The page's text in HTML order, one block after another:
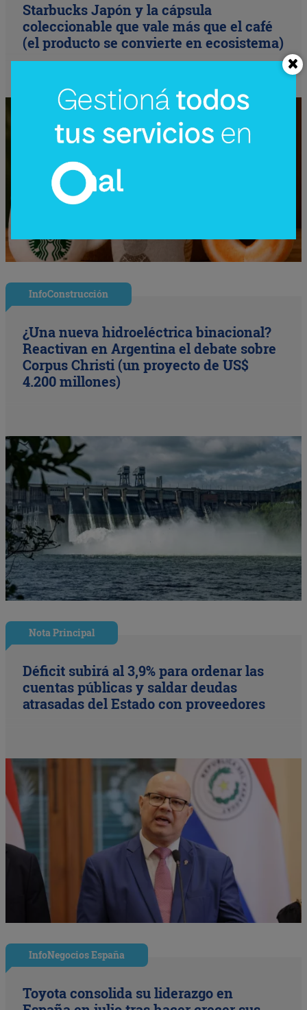
Starbucks Japón y la cápsula
coleccionable que vale más que el café
(el producto se convierte en ecosistema)
InfoConstrucción
¿Una nueva hidroeléctrica binacional?
Reactivan en Argentina el debate sobre
Corpus Christi (un proyecto de US$
4.200 millones)
Nota Principal
Déficit subirá al 3,9% para ordenar las
cuentas públicas y saldar deudas
atrasadas del Estado con proveedores
InfoNegocios España
Toyota consolida su liderazgo en